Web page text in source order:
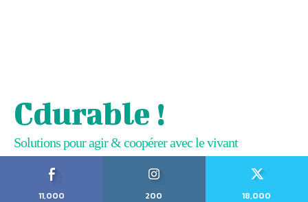
Cdurable !
Solutions pour agir & coopérer avec le vivant
11,000
200
18,000